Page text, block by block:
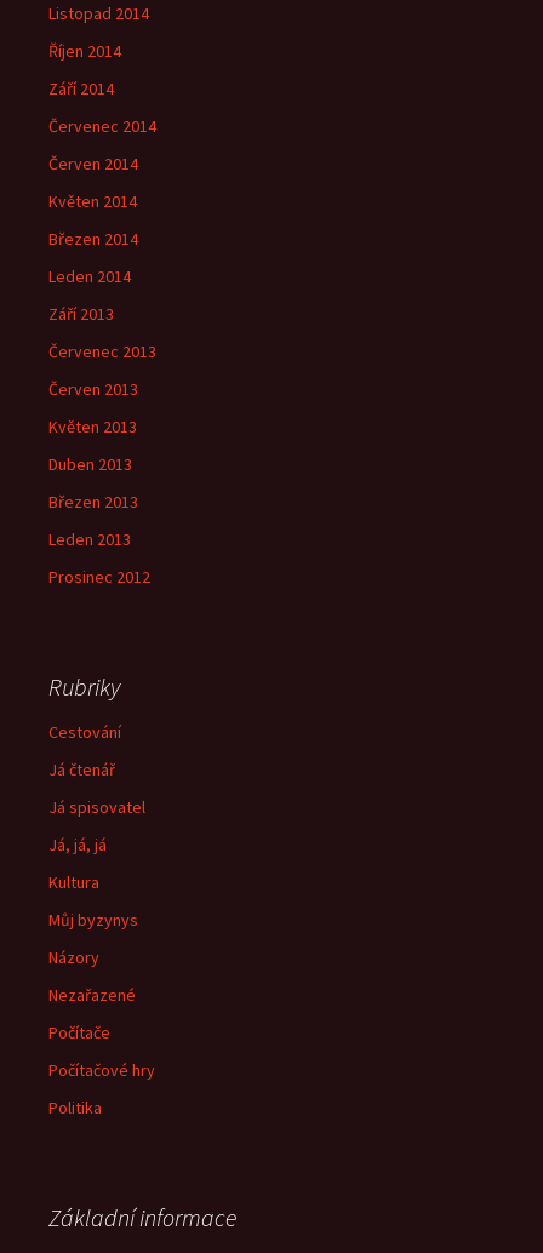
Listopad 2014
Říjen 2014
Září 2014
Červenec 2014
Červen 2014
Květen 2014
Březen 2014
Leden 2014
Září 2013
Červenec 2013
Červen 2013
Květen 2013
Duben 2013
Březen 2013
Leden 2013
Prosinec 2012
Rubriky
Cestování
Já čtenář
Já spisovatel
Já, já, já
Kultura
Můj byzynys
Názory
Nezařazené
Počítače
Počítačové hry
Politika
Základní informace